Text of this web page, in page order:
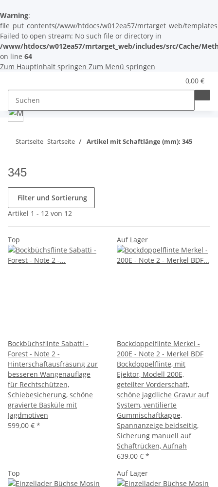
Warning:
file_put_contents(/www/htdocs/w012ea57/mrtarget_web/
Failed to open stream: No such file or directory in
/www/htdocs/w012ea57/mrtarget_web/includes/src/Cache/
on line 64
Zum Hauptinhalt springen Zum Menü springen
0,00 €
Startseite Startseite Artikel mit Schaftlänge (mm): 345
345
Filter und Sortierung
Artikel 1 - 12 von 12
Top
Bockbüchsflinte Sabatti -
Forest - Note 2 -
Hinterschaftausfräsung zur
besseren Wangenauflage
für Rechtschützen,
Schiebesicherung, schöne
gravierte Basküle mit
Jagdmotiven
599,00 € *
Auf Lager
Bockdoppelflinte Merkel -
200E - Note 2 - Merkel BDF
Bockdoppelflinte, mit
Ejektor, Modell 200E,
geteilter Vorderschaft,
schöne jagdliche Gravur auf
System, ventilierte
Gummischaftkappe,
Spannanzeige beidseitig,
Sicherung manuell auf
Schaftrücken, Aufnah
639,00 € *
Top
Auf Lager